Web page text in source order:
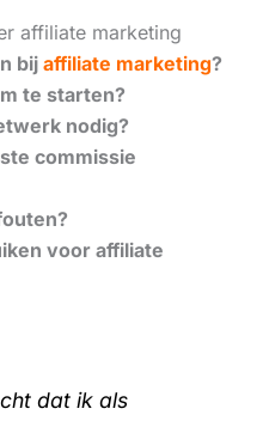
affiliate marketing
bij affiliate marketing?
te starten?
nodig?
commissie
voor affiliate
dat ik als